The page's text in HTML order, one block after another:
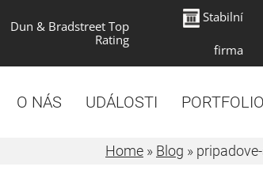
Dun & Bradstreet Top
Rating
Stabilní
firma
O NÁS UDÁLOSTI PORTFOLIO
Home » Blog »